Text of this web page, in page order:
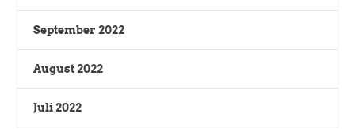
September 2022
August 2022
Juli 2022